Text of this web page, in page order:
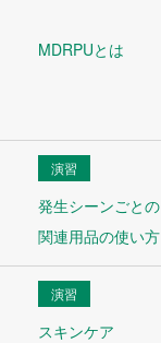
MDRPUとは
演習
発生シーンごとの
関連用品の使い方
演習
スキンケア